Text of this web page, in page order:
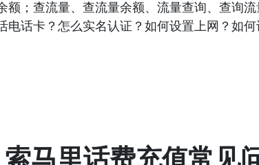
；查流量、查流量余额、流量查询、查询
话卡？怎么实名认证？如何设置上网？如
索马里话费充值常见